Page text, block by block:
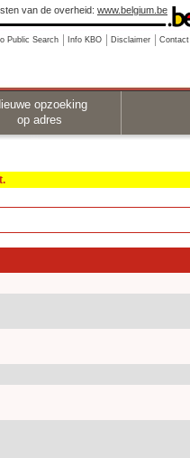
van de overheid: www.belgium.be
Public Search Info KBO Disclaimer Contact
opzoeking
op adres